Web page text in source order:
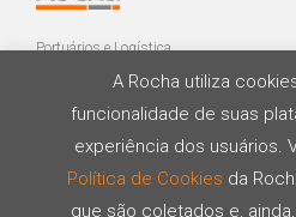
Portuários e Logística
Desenvolvido por
A Rocha utiliza
funcionalidade de suas
experiência dos usuários.
Política de Cookies da
que são coletados e,